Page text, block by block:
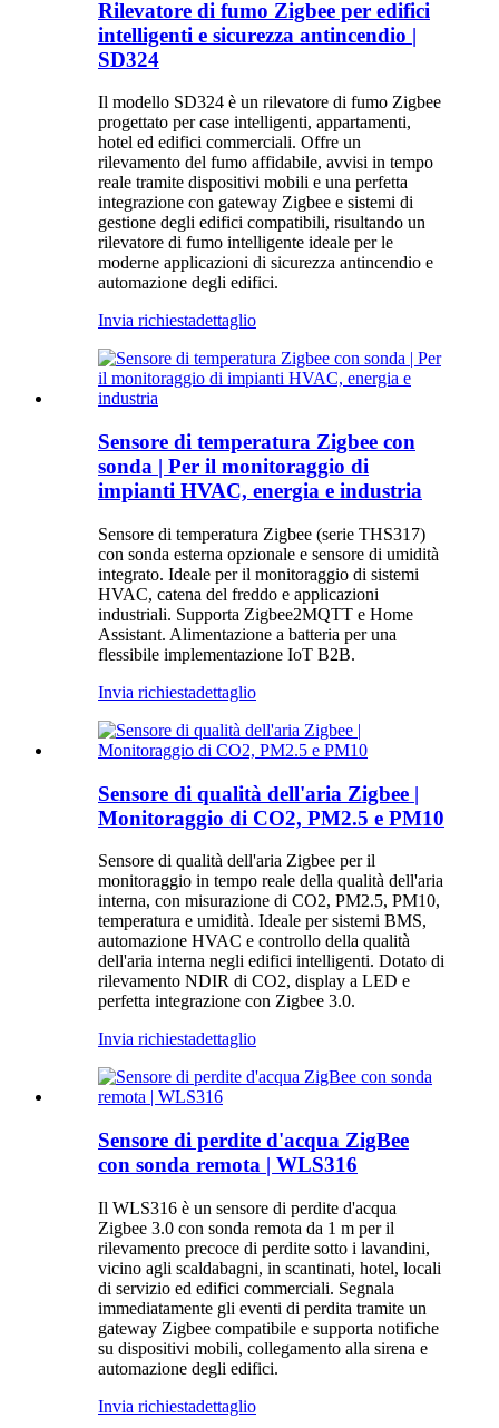
Rilevatore di fumo Zigbee per edifici
intelligenti e sicurezza antincendio |
SD324
Il modello SD324 è un rilevatore di fumo Zigbee
progettato per case intelligenti, appartamenti,
hotel ed edifici commerciali. Offre un
rilevamento del fumo affidabile, avvisi in tempo
reale tramite dispositivi mobili e una perfetta
integrazione con gateway Zigbee e sistemi di
gestione degli edifici compatibili, risultando un
rilevatore di fumo intelligente ideale per le
moderne applicazioni di sicurezza antincendio e
automazione degli edifici.
Invia richiestadettaglio
Sensore di temperatura Zigbee con
sonda | Per il monitoraggio di
impianti HVAC, energia e industria
Sensore di temperatura Zigbee (serie THS317)
con sonda esterna opzionale e sensore di umidità
integrato. Ideale per il monitoraggio di sistemi
HVAC, catena del freddo e applicazioni
industriali. Supporta Zigbee2MQTT e Home
Assistant. Alimentazione a batteria per una
flessibile implementazione IoT B2B.
Invia richiestadettaglio
Sensore di qualità dell'aria Zigbee |
Monitoraggio di CO2, PM2.5 e PM10
Sensore di qualità dell'aria Zigbee per il
monitoraggio in tempo reale della qualità dell'aria
interna, con misurazione di CO2, PM2.5, PM10,
temperatura e umidità. Ideale per sistemi BMS,
automazione HVAC e controllo della qualità
dell'aria interna negli edifici intelligenti. Dotato di
rilevamento NDIR di CO2, display a LED e
perfetta integrazione con Zigbee 3.0.
Invia richiestadettaglio
Sensore di perdite d'acqua ZigBee
con sonda remota | WLS316
Il WLS316 è un sensore di perdite d'acqua
Zigbee 3.0 con sonda remota da 1 m per il
rilevamento precoce di perdite sotto i lavandini,
vicino agli scaldabagni, in scantinati, hotel, locali
di servizio ed edifici commerciali. Segnala
immediatamente gli eventi di perdita tramite un
gateway Zigbee compatibile e supporta notifiche
su dispositivi mobili, collegamento alla sirena e
automazione degli edifici.
Invia richiestadettaglio